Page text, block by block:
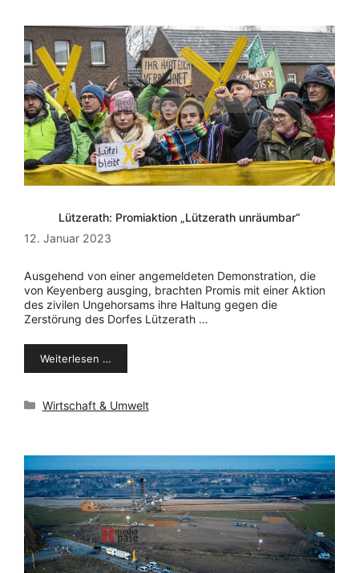
Lützerath: Promiaktion „Lützerath unräumbar“
12. Januar 2023
Ausgehend von einer angemeldeten Demonstration, die
von Keyenberg ausging, brachten Promis mit einer Aktion
des zivilen Ungehorsams ihre Haltung gegen die
Zerstörung des Dorfes Lützerath …
Weiterlesen …
Kategorien
Wirtschaft & Umwelt